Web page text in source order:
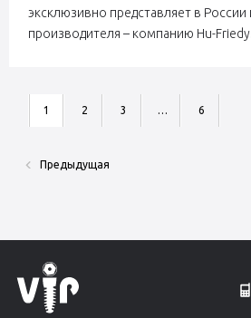
эксклюзивно представляет в
производителя – компанию Hu-Friedy.
Предыдущая
1 2 3 … 6